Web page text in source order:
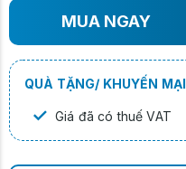
MUA NGAY
QUÀ TẶNG/ KHUYẾN MẠI
✓ Giá đã có thuế VAT